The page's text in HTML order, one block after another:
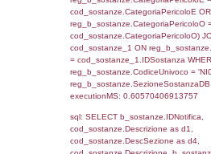
sql: SELECT
rofi.DescAltro